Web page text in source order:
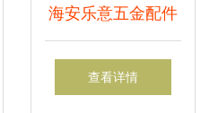
海安乐意五金配件
经营部 您的五金零
查看详情